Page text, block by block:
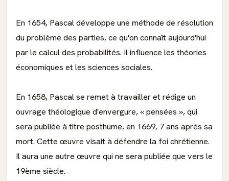
En 1654, Pascal développe une méthode de résolution
du problème des parties, ce qu'on connaît aujourd'hui
par le calcul des probabilités. Il influence les théories
économiques et les sciences sociales.
En 1658, Pascal se remet à travailler et rédige un
ouvrage théologique d'envergure, « pensées », qui
sera publiée à titre posthume, en 1669, 7 ans après sa
mort. Cette œuvre visait à défendre la foi chrétienne.
Il aura une autre œuvre qui ne sera publiée que vers le
19ème siècle.